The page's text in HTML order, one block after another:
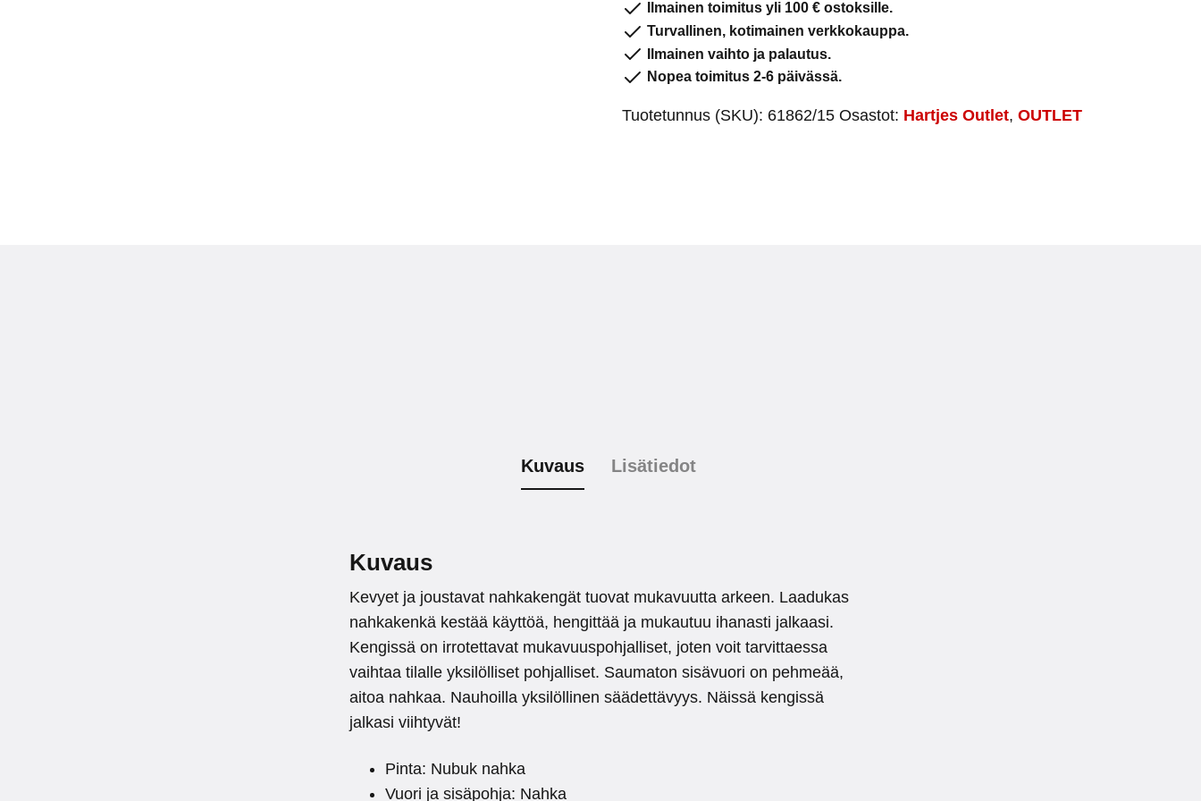
määrä
Ilmainen toimitus yli 100 € ostoksille.
Turvallinen, kotimainen verkkokauppa.
Ilmainen vaihto ja palautus.
Nopea toimitus 2-6 päivässä.
Tuotetunnus (SKU): 61862/15 Osastot: Hartjes Outlet, OUTLET
Kuvaus Lisätiedot
Kuvaus
Kevyet ja joustavat nahkakengät tuovat mukavuutta arkeen. Laadukas
nahkakenkä kestää käyttöä, hengittää ja mukautuu ihanasti jalkaasi.
Kengissä on irrotettavat mukavuuspohjalliset, joten voit tarvittaessa
vaihtaa tilalle yksilölliset pohjalliset. Saumaton sisävuori on pehmeää,
aitoa nahkaa. Nauhoilla yksilöllinen säädettävyys. Näissä kengissä
jalkasi viihtyvät!
Pinta: Nubuk nahka
Vuori ja sisäpohja: Nahka